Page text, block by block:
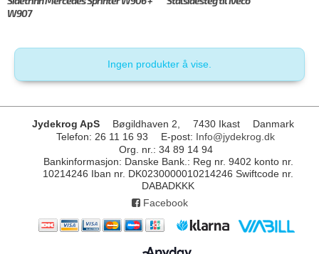
W907
Ingen produkter å vise.
Jydekrog ApS Bøgildhaven 2, 7430 Ikast
Danmark
Telefon: 26 11 16 93 E-post: Info@jydekrog.dk
Org. nr. : 34 89 14 94
Bankinformasjon: Danske Bank.: Reg nr. 9402 konto nr.
10214246 Iban nr. DK0230000010214246 Swiftcode nr.
DABADKKK
Facebook